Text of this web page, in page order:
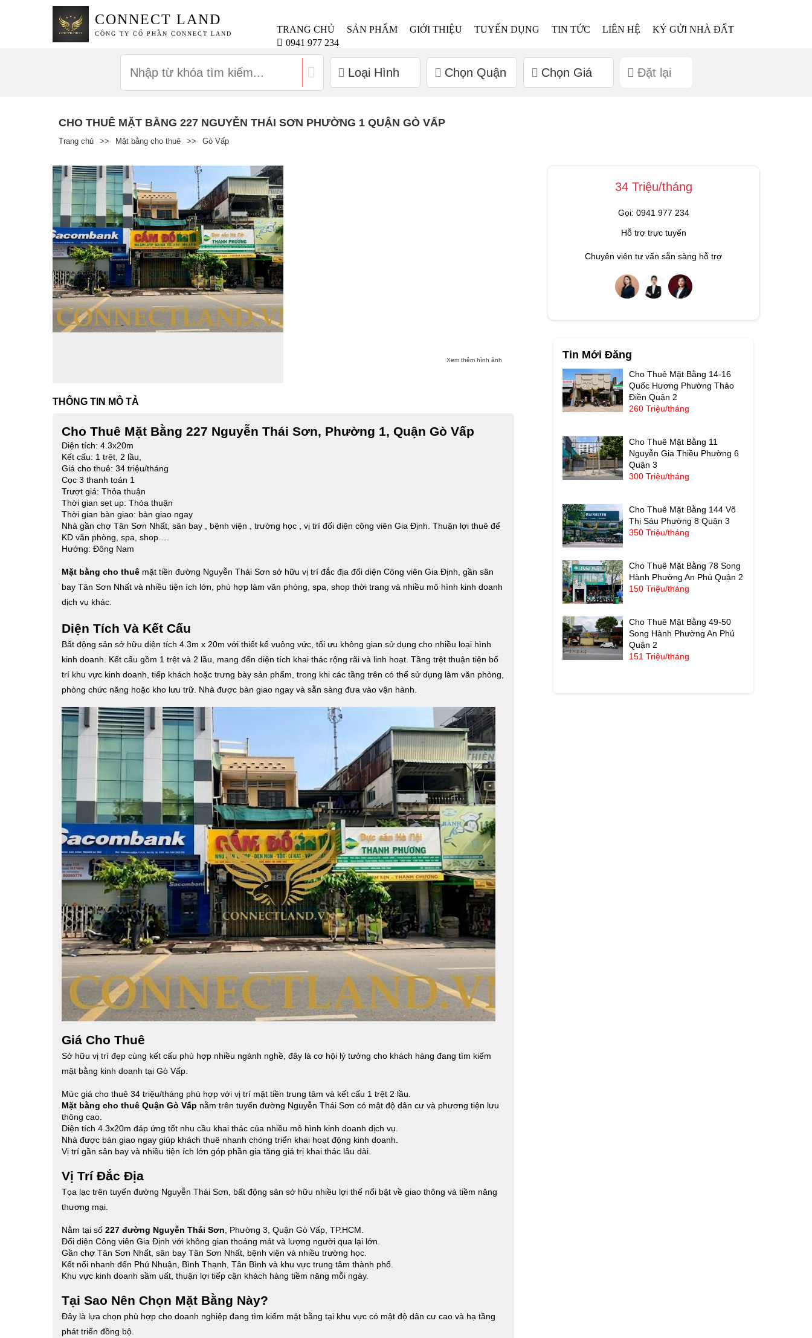
CONNECT LAND
CÔNG TY CỔ PHẦN CONNECT LAND TRANG CHỦ SẢN PHẨM GIỚI THIỆU TUYỂN DỤNG TIN TỨC LIÊN HỆ
KÝ GỬI NHÀ ĐẤT
0941 977 234
Loại Hình Chọn Quận Chọn Giá Đặt lại
CHO THUÊ MẶT BẰNG 227 NGUYỄN THÁI SƠN PHƯỜNG 1 QUẬN GÒ VẤP
Trang chủ >> Mặt bằng cho thuê >> Gò Vấp
Xem thêm hình ảnh
THÔNG TIN MÔ TẢ
Cho Thuê Mặt Bằng 227 Nguyễn Thái Sơn, Phường 1, Quận Gò Vấp
Diện tích: 4.3x20m
Kết cấu: 1 trệt, 2 lầu,
Giá cho thuê: 34 triệu/tháng
Cọc 3 thanh toán 1
Trượt giá: Thỏa thuận
Thời gian set up: Thỏa thuận
Thời gian bàn giao: bàn giao ngay
Nhà gần chợ Tân Sơn Nhất, sân bay , bệnh viện , trường học , vị trí đối diện công viên Gia Định. Thuận lợi thuê để
KD văn phòng, spa, shop….
Hướng: Đông Nam
Mặt bằng cho thuê mặt tiền đường Nguyễn Thái Sơn sở hữu vị trí đắc địa đối diện Công viên Gia Định, gần sân
bay Tân Sơn Nhất và nhiều tiện ích lớn, phù hợp làm văn phòng, spa, shop thời trang và nhiều mô hình kinh doanh
dịch vụ khác.
Diện Tích Và Kết Cấu
Bất động sản sở hữu diện tích 4.3m x 20m với thiết kế vuông vức, tối ưu không gian sử dụng cho nhiều loại hình
kinh doanh. Kết cấu gồm 1 trệt và 2 lầu, mang đến diện tích khai thác rộng rãi và linh hoạt. Tầng trệt thuận tiện bố
trí khu vực kinh doanh, tiếp khách hoặc trưng bày sản phẩm, trong khi các tầng trên có thể sử dụng làm văn phòng,
phòng chức năng hoặc kho lưu trữ. Nhà được bàn giao ngay và sẵn sàng đưa vào vận hành.
Giá Cho Thuê
Sở hữu vị trí đẹp cùng kết cấu phù hợp nhiều ngành nghề, đây là cơ hội lý tưởng cho khách hàng đang tìm kiếm
mặt bằng kinh doanh tại Gò Vấp.
Mức giá cho thuê 34 triệu/tháng phù hợp với vị trí mặt tiền trung tâm và kết cấu 1 trệt 2 lầu.
Mặt bằng cho thuê Quận Gò Vấp nằm trên tuyến đường Nguyễn Thái Sơn có mật độ dân cư và phương tiện lưu
thông cao.
Diện tích 4.3x20m đáp ứng tốt nhu cầu khai thác của nhiều mô hình kinh doanh dịch vụ.
Nhà được bàn giao ngay giúp khách thuê nhanh chóng triển khai hoạt động kinh doanh.
Vị trí gần sân bay và nhiều tiện ích lớn góp phần gia tăng giá trị khai thác lâu dài.
Vị Trí Đắc Địa
Tọa lạc trên tuyến đường Nguyễn Thái Sơn, bất động sản sở hữu nhiều lợi thế nổi bật về giao thông và tiềm năng
thương mại.
Nằm tại số 227 đường Nguyễn Thái Sơn , Phường 3, Quận Gò Vấp, TP.HCM.
Đối diện Công viên Gia Định với không gian thoáng mát và lượng người qua lại lớn.
Gần chợ Tân Sơn Nhất, sân bay Tân Sơn Nhất, bệnh viện và nhiều trường học.
Kết nối nhanh đến Phú Nhuận, Bình Thạnh, Tân Bình và khu vực trung tâm thành phố.
Khu vực kinh doanh sầm uất, thuận lợi tiếp cận khách hàng tiềm năng mỗi ngày.
Tại Sao Nên Chọn Mặt Bằng Này?
Đây là lựa chọn phù hợp cho doanh nghiệp đang tìm kiếm mặt bằng tại khu vực có mật độ dân cư cao và hạ tầng
phát triển đồng bộ.
34 Triệu/tháng
Gọi: 0941 977 234
Hỗ trợ trực tuyến
Chuyên viên tư vấn sẵn sàng hỗ trợ
Tin Mới Đăng
Cho Thuê Mặt Bằng 14-16
Quốc Hương Phường Thảo
Điền Quận 2
260 Triệu/tháng
Cho Thuê Mặt Bằng 11
Nguyễn Gia Thiều Phường 6
Quận 3
300 Triệu/tháng
Cho Thuê Mặt Bằng 144 Võ
Thị Sáu Phường 8 Quận 3
350 Triệu/tháng
Cho Thuê Mặt Bằng 78 Song
Hành Phường An Phú Quận 2
150 Triệu/tháng
Cho Thuê Mặt Bằng 49-50
Song Hành Phường An Phú
Quận 2
151 Triệu/tháng